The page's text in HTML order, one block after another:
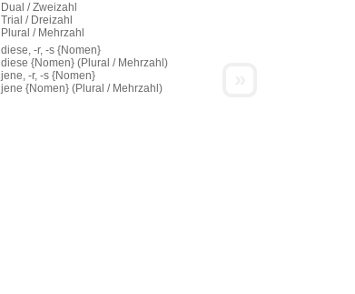
Dual / Zweizahl
Trial / Dreizahl
Plural / Mehrzahl
diese, -r, -s {Nomen}
diese {Nomen} (Plural / Mehrzahl)
jene, -r, -s {Nomen}
jene {Nomen} (Plural / Mehrzahl)